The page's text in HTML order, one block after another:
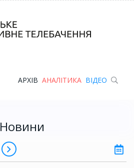
АРХІВ АНАЛІТИКА ВІДЕО
Новини